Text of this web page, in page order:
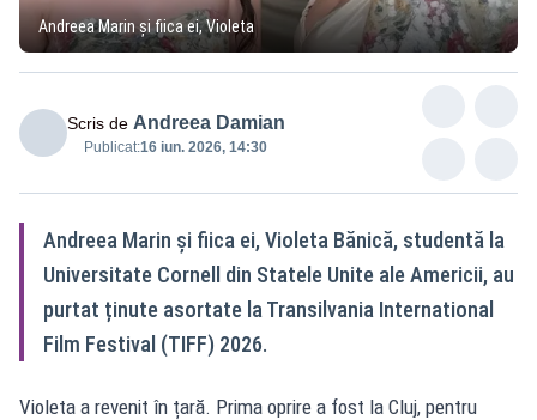
Andreea Marin și fiica ei, Violeta
Scris de Andreea Damian
Publicat:16 iun. 2026, 14:30
Andreea Marin și fiica ei, Violeta Bănică, studentă la
Universitate Cornell din Statele Unite ale Americii, au
purtat ținute asortate la Transilvania International
Film Festival (TIFF) 2026.
Violeta a revenit în țară. Prima oprire a fost la Cluj, pentru